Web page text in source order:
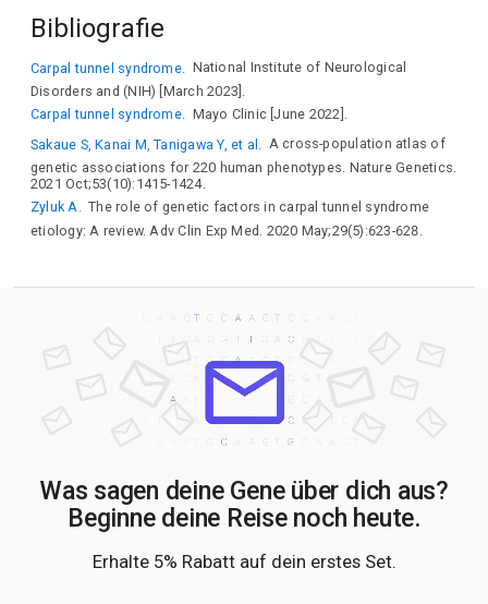
Bibliografie
Carpal tunnel syndrome.
National Institute of Neurological
Disorders and (NIH) [March 2023].
Carpal tunnel syndrome. Mayo Clinic [June 2022].
Sakaue S, Kanai M, Tanigawa Y, et al.
A cross-population atlas of
genetic associations for 220 human phenotypes. Nature Genetics.
2021 Oct;53(10):1415-1424.
Zyluk A. The role of genetic factors in carpal tunnel syndrome
etiology: A review. Adv Clin Exp Med. 2020 May;29(5):623-628.
Was sagen deine Gene über dich aus?
Beginne deine Reise noch heute.
Erhalte 5% Rabatt auf dein erstes Set.